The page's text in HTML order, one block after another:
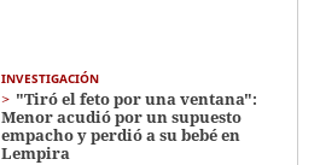
INVESTIGACIÓN
"Tiró el feto por una ventana":
Menor acudió por un supuesto
empacho y perdió a su bebé en
Lempira